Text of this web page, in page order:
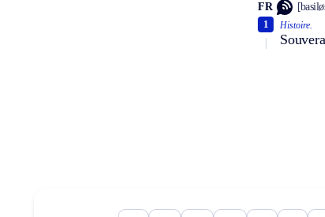
FR
Histoire.
1